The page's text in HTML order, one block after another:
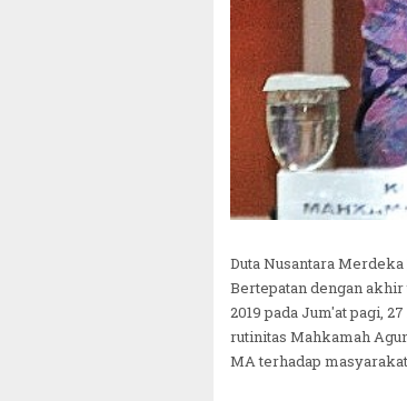
Duta Nusantara
Bertepatan dengan
2019 pada Jum'at pagi,
rutinitas Mahkamah
MA terhadap